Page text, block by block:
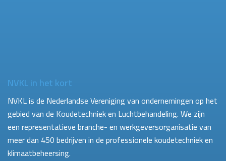
NVKL in het kort
NVKL is de Nederlandse Vereniging van ondernemingen op het
gebied van de Koudetechniek en Luchtbehandeling. We zijn
een representatieve branche- en werkgeversorganisatie van
meer dan 450 bedrijven in de professionele koudetechniek en
klimaatbeheersing.